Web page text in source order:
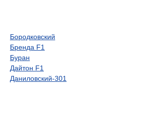
Бородковский
Бренда F1
Буран
Дайтон F1
Даниловский-301